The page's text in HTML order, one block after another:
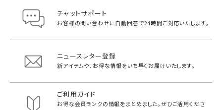
チャットサポート
お客様の問い合わせに自動回答で24時間ご対応いたします。
ニュースレター登録
新アイテムや、お得な情報をいち早く お届けいたします。
ご利用ガイド
お得な会員ランクの情報をまとめました。ぜひご活用くださ